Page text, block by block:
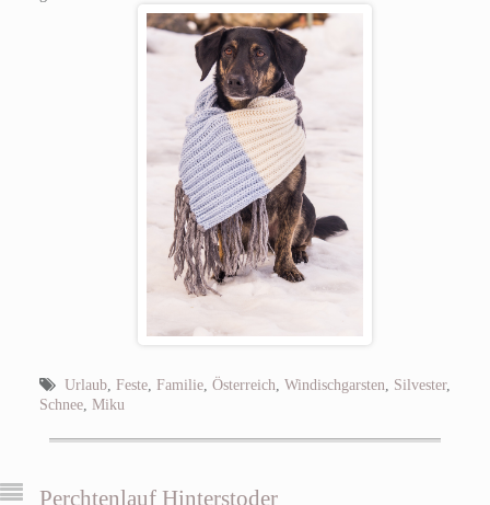
Urlaub, Feste, Familie, Österreich, Windischgarsten, Silvester,
Schnee, Miku
Perchtenlauf Hinterstoder